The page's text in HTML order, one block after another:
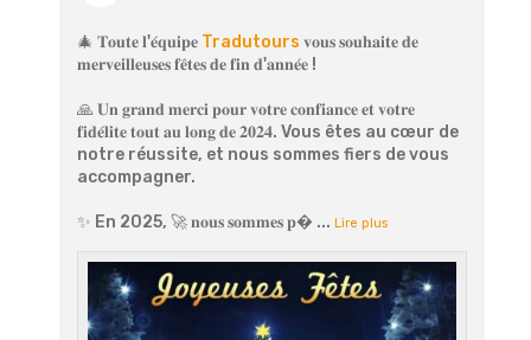
🎄 𝐓𝐨𝐮𝐭𝐞 𝐥'𝐞́𝐪𝐮𝐢𝐩𝐞 Tradutours 𝐯𝐨𝐮𝐬 𝐬𝐨𝐮𝐡𝐚𝐢𝐭𝐞 𝐝𝐞
𝐦𝐞𝐫𝐯𝐞𝐢𝐥𝐥𝐞𝐮𝐬𝐞𝐬 𝐟𝐞̂𝐭𝐞𝐬 𝐝𝐞 𝐟𝐢𝐧 𝐝'𝐚𝐧𝐧𝐞́𝐞 !
🙏 𝐔𝐧 𝐠𝐫𝐚𝐧𝐝 𝐦𝐞𝐫𝐜𝐢 𝐩𝐨𝐮𝐫 𝐯𝐨𝐭𝐫𝐞 𝐜𝐨𝐧𝐟𝐢𝐚𝐧𝐜𝐞 𝐞𝐭 𝐯𝐨𝐭𝐫𝐞
𝐟𝐢𝐝𝐞́𝐥𝐢𝐭𝐞 𝐭𝐨𝐮𝐭 𝐚𝐮 𝐥𝐨𝐧𝐠 𝐝𝐞 𝟐𝟎𝟐𝟒. Vous êtes au cœur de
notre réussite, et nous sommes fiers de vous
accompagner.
✨ En 2025, 🚀 𝐧𝐨𝐮𝐬 𝐬𝐨𝐦𝐦𝐞𝐬 𝐩 ...Lire plus